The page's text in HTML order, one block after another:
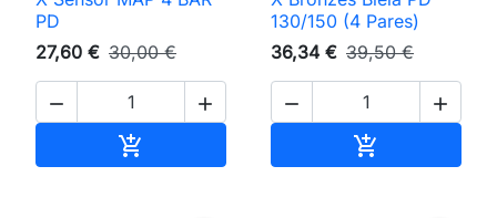
PD
27,60 € 30,00 €
 

130/150 (4 Pares)
36,34 € 39,50 €
 
